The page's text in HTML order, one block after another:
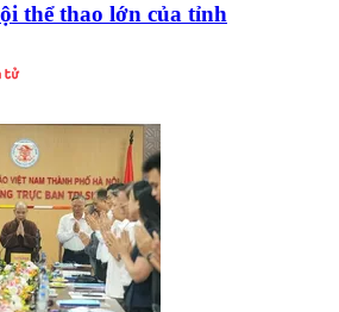
thể thao lớn của tỉnh